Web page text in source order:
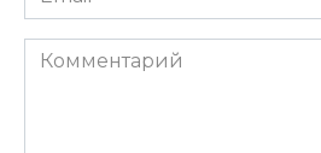
*
Комментарий